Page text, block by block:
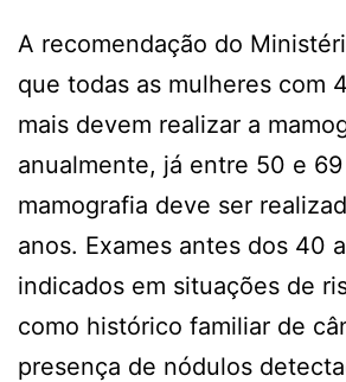
A recomendação do
que todas as mulheres com
mais devem realizar a
anualmente, já entre 50 e 69
mamografia deve ser
anos. Exames antes dos 40
indicados em situações de
como histórico familiar de
presença de nódulos